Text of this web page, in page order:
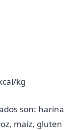
kg
son: harina
maíz, gluten